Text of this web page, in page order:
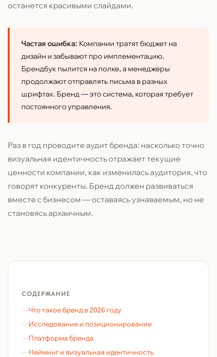
останется красивыми слайдами.
Частая ошибка: Компании тратят бюджет на
дизайн и забывают про имплементацию.
Брендбук пылится на полке, а менеджеры
продолжают отправлять письма в разных
шрифтах. Бренд — это система, которая требует
постоянного управления.
Раз в год проводите аудит бренда: насколько точно
визуальная идентичность отражает текущие
ценности компании, как изменилась аудитория, что
говорят конкуренты. Бренд должен развиваться
вместе с бизнесом — оставаясь узнаваемым, но не
становясь архаичным.
СОДЕРЖАНИЕ
Что такое бренд в 2026 году
Исследование и позиционирование
Платформа бренда
Нейминг и визуальная идентичность